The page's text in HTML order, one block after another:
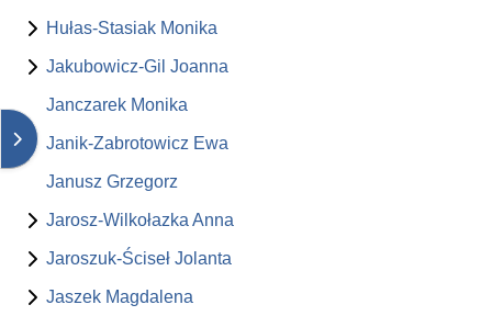
Otwórz szufladę bloków
Hułas-Stasiak Monika
Jakubowicz-Gil Joanna
Janczarek Monika
Janik-Zabrotowicz Ewa
Janusz Grzegorz
Jarosz-Wilkołazka Anna
Jaroszuk-Ściseł Jolanta
Jaszek Magdalena